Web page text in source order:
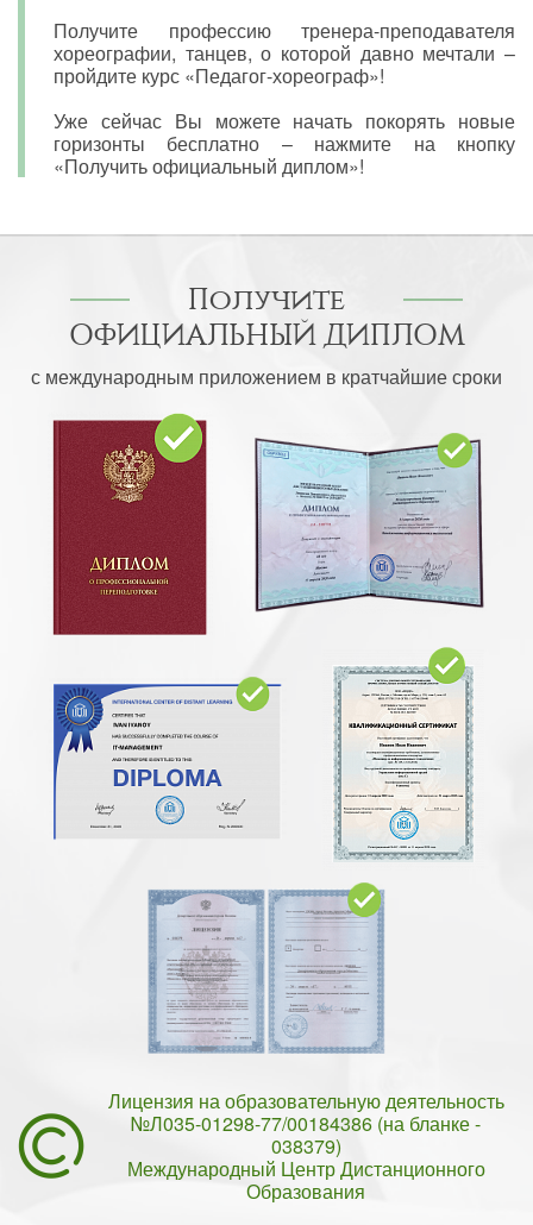
Получите профессию тренера-преподавателя
хореографии, танцев, о которой давно мечтали –
пройдите курс «Педагог-хореограф»!
Уже сейчас Вы можете начать покорять новые
горизонты бесплатно – нажмите на кнопку
«Получить официальный диплом»!
Получите
ОФИЦИАЛЬНЫЙ ДИПЛОМ
с международным приложением в кратчайшие сроки
Лицензия на образовательную деятельность
№Л035-01298-77/00184386 (на бланке -
038379)
Международный Центр Дистанционного
Образования